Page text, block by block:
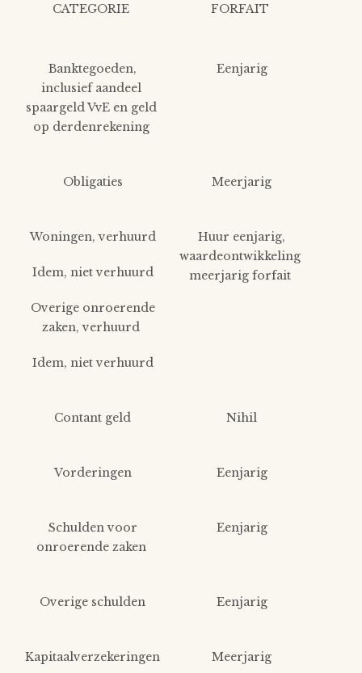
CATEGORIE FORFAIT
Banktegoeden,
inclusief aandeel
spaargeld VvE en geld
op derdenrekening
Eenjarig
Obligaties Meerjarig
Woningen, verhuurd
Idem, niet verhuurd
Overige onroerende
zaken, verhuurd
Idem, niet verhuurd
Huur eenjarig,
waardeontwikkeling
meerjarig forfait
Contant geld Nihil
Vorderingen Eenjarig
Schulden voor
onroerende zaken
Eenjarig
Overige schulden Eenjarig
Kapitaalverzekeringen Meerjarig